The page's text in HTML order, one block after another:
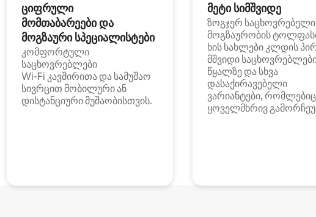
ციფრული
მომთაბარეები და
მოგზაური სპეციალისტები
კომფორტული
საცხოვრებლები
Wi‑Fi კავშირითა და სამუშაო
სივრცით მობილური ან
დისტანციური მუშაობისთვის.
მეტი სიმშვიდე
ზოგჯერ საცხოვრებელი
მოგზაურობის
ხის სახლები კლდის
მშვიდი
წყალზე და სხვა
დასაქირავებელი
ვარიანტები, რომლებიც
ყოველმხრივ